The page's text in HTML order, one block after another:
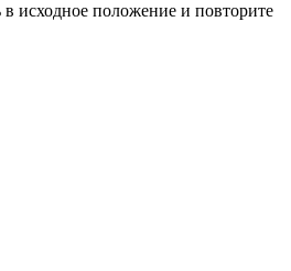
исходное положение и повторите